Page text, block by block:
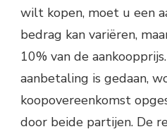
wilt kopen, moet u een
bedrag kan variëren,
10% van de
aanbetaling is gedaan,
koopovereenkomst
door beide partijen. De